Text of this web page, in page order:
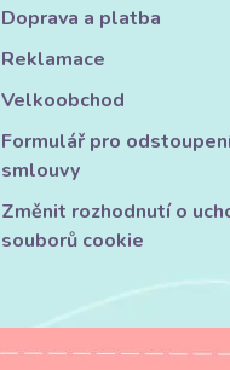
Doprava a platba
Reklamace
Velkoobchod
Formulář pro
smlouvy
Změnit rozhodnutí o
souborů cookie